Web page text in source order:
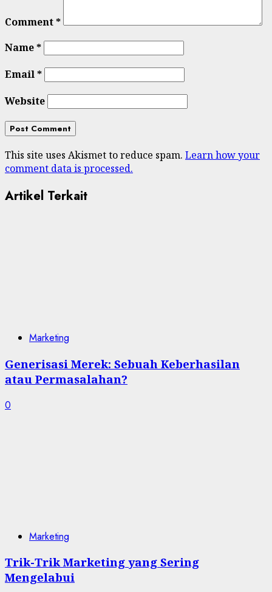
Comment*
Name*
Email*
Website
This site uses Akismet to reduce spam. Learn how your
comment data is processed.
Artikel Terkait
Marketing
Generisasi Merek: Sebuah Keberhasilan
atau Permasalahan?
0
Marketing
Trik-Trik Marketing yang Sering
Mengelabui